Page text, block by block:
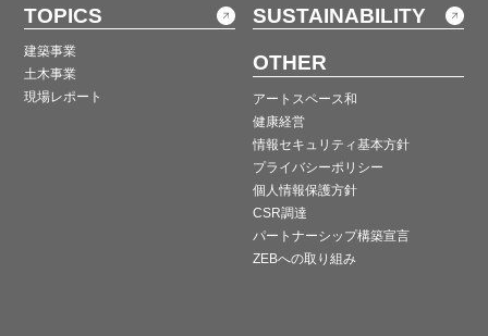
TOPICS
建築事業
土木事業
現場レポート
SUSTAINABILITY
OTHER
アートスペース和
健康経営
情報セキュリティ基本方針
プライバシーポリシー
個人情報保護方針
CSR調達
パートナーシップ構築宣言
ZEBへの取り組み